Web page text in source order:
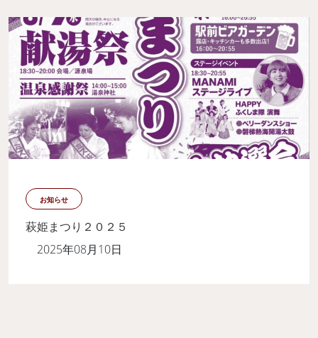
お知らせ
萩姫まつり２０２５
2025年08月10日